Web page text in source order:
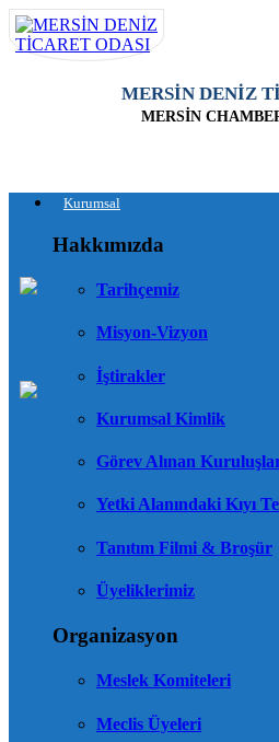
MERSİN DENİZ
MERSİN
Kurumsal
Hakkımızda
Tarihçemiz
Misyon-Vizyon
İştirakler
Kurumsal Kimlik
Görev Alınan
Yetki Alanındaki Kıyı
Tanıtım Filmi & Broşür
Üyeliklerimiz
Organizasyon
Meslek Komiteleri
Meclis Üyeleri